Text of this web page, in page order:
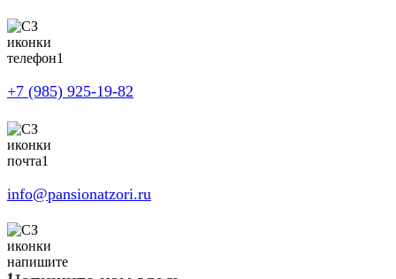
+7 (985) 925-19-82
info@pansionatzori.ru